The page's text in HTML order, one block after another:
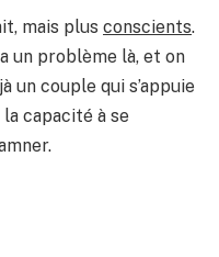
mais plus conscients.
un problème là, et on
un couple qui s’appuie
capacité à se